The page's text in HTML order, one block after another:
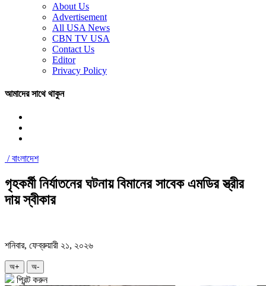
About Us
Advertisement
All USA News
CBN TV USA
Contact Us
Editor
Privacy Policy
আমাদের সাথে থাকুন
/বাংলাদেশ
গৃহকর্মী নির্যাতনের ঘটনায় বিমানের সাবেক এমডির স্ত্রীর
দায় স্বীকার
শনিবার, ফেব্রুয়ারী ২১, ২০২৬
অ+ অ-
প্রিন্ট করুন